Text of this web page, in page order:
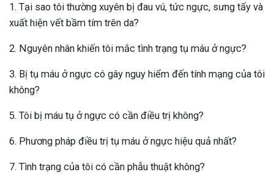
1. Tại sao tôi thường xuyên bị đau vú, tức ngực, sưng tấy và
xuất hiện vết bầm tím trên da?
2. Nguyên nhân khiến tôi mắc tình trạng tụ máu ở ngực?
3. Bị tụ máu ở ngực có gây nguy hiểm đến tính mạng của tôi
không?
5. Tôi bị máu tụ ở ngực có cần điều trị không?
6. Phương pháp điều trị tụ máu ở ngực hiệu quả nhất?
7. Tình trạng của tôi có cần phẫu thuật không?